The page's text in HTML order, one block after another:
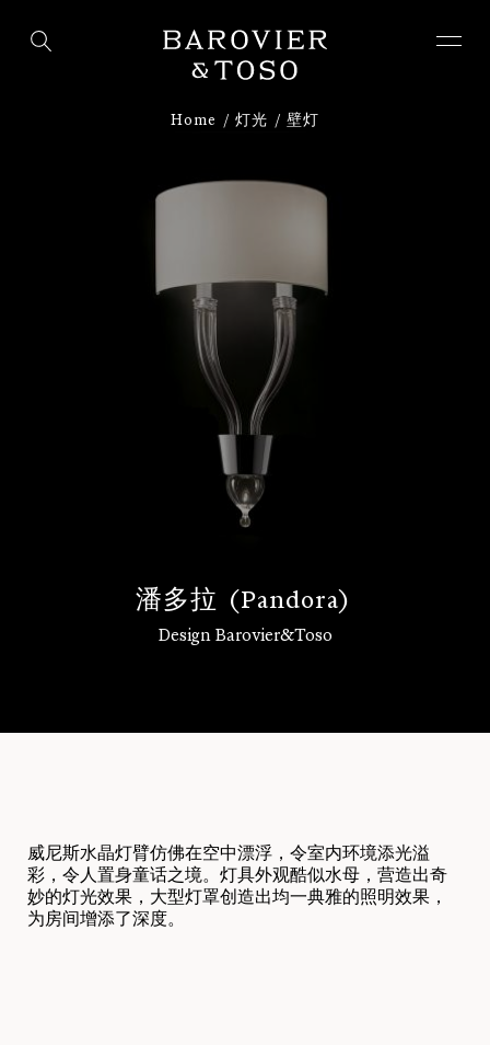
Home 灯光 壁灯
潘多拉 (Pandora)
Design Barovier&Toso
威尼斯水晶灯臂仿佛在空中漂浮，令室内环境添光溢
彩，令人置身童话之境。灯具外观酷似水母，营造出奇
妙的灯光效果，大型灯罩创造出均一典雅的照明效果，
为房间增添了深度。
下载